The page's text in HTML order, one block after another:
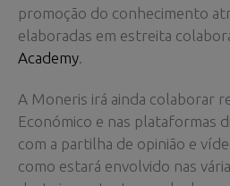
promoção do conhecimento
elaboradas em estreita
Academy.
A Moneris irá ainda colaborar
Económico e nas plataformas
com a partilha de opinião e
como estará envolvido nas